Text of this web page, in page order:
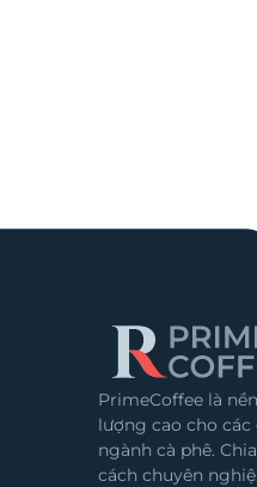
PrimeCoffee là
lượng cao cho
ngành cà phê.
cách chuyên